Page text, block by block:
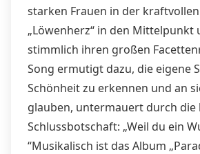
starken Frauen in der
„Löwenherz“ in den Mittelpunkt
stimmlich ihren großen
Song ermutigt dazu, die eigene
Schönheit zu erkennen und an
glauben, untermauert durch
Schlussbotschaft: „Weil du ein
“Musikalisch ist das Album